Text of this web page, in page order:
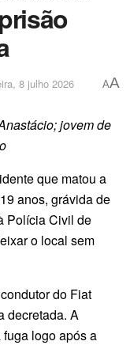
8 julho 2026 AA
jovem de
que matou a
anos, grávida de
Polícia Civil de
o local sem
do Fiat
decretada. A
logo após a